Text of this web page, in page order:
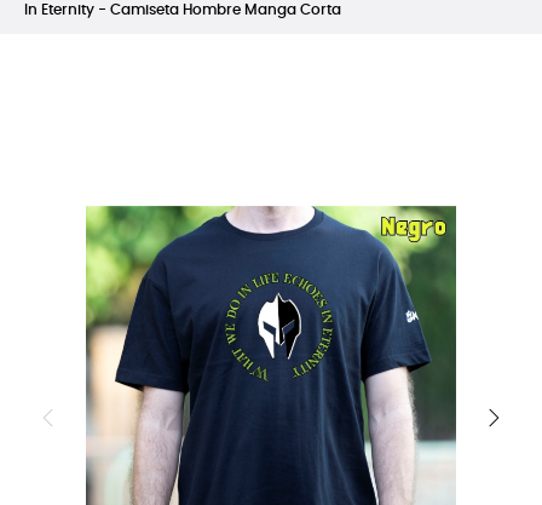
In Eternity - Camiseta Hombre Manga Corta